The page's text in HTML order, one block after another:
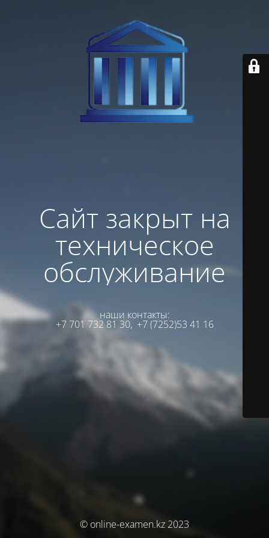
Сайт закрыт на
техническое
обслуживание
наши контакты:
+7 701 732 81 30, +7 (7252)53 41 16
© online-examen.kz 2023